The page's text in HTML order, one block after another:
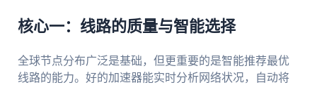
核心一：线路的质量与智能选择
全球节点分布广泛是基础，但更重要的是智能推荐最优
线路的能力。好的加速器能实时分析网络状况，自动将